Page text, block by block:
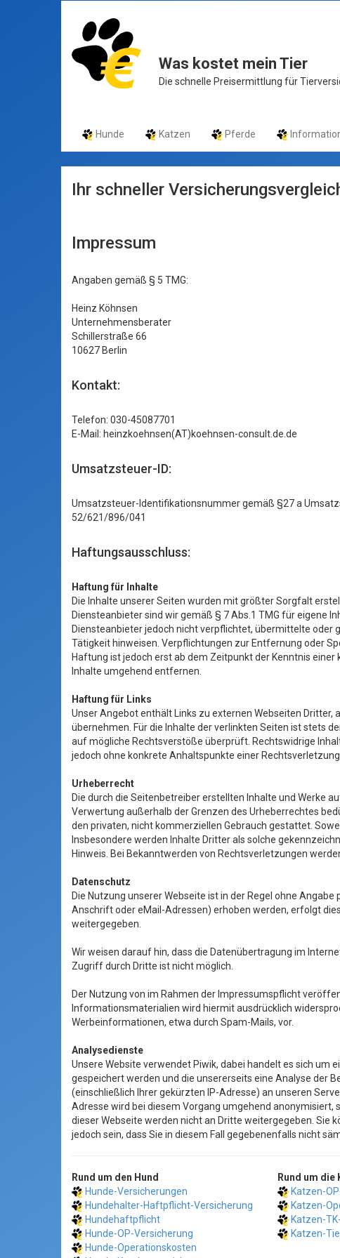
Was kostet mein Tier
Die schnelle Preisermittlung für
Hunde Katzen Pferde
Ihr schneller
Impressum
Angaben gemäß § 5 TMG:
Heinz Köhnsen
Unternehmensberater
Schillerstraße 66
10627 Berlin
Kontakt:
Telefon: 030-45087701
E-Mail: heinzkoehnsen(AT)koehnsen-consult.de.de
Umsatzsteuer-ID:
Umsatzsteuer-Identifikationsnummer gemäß §27 a
52/621/896/041
Haftungsausschluss:
Haftung für Inhalte
Die Inhalte unserer Seiten wurden mit größter Sorgfalt
Diensteanbieter sind wir gemäß § 7 Abs.1 TMG für eigene
Diensteanbieter jedoch nicht verpflichtet, übermittelte
Tätigkeit hinweisen. Verpflichtungen zur Entfernung oder
Haftung ist jedoch erst ab dem Zeitpunkt der Kenntnis
Inhalte umgehend entfernen.
Haftung für Links
Unser Angebot enthält Links zu externen Webseiten
übernehmen. Für die Inhalte der verlinkten Seiten ist stets
auf mögliche Rechtsverstöße überprüft. Rechtswidrige
jedoch ohne konkrete Anhaltspunkte einer
Urheberrecht
Die durch die Seitenbetreiber erstellten Inhalte und Werke
Verwertung außerhalb der Grenzen des Urheberrechtes
den privaten, nicht kommerziellen Gebrauch gestattet.
Insbesondere werden Inhalte Dritter als solche
Hinweis. Bei Bekanntwerden von Rechtsverletzungen
Datenschutz
Die Nutzung unserer Webseite ist in der Regel ohne
Anschrift oder eMail-Adressen) erhoben werden, erfolgt
weitergegeben.
Wir weisen darauf hin, dass die Datenübertragung im
Zugriff durch Dritte ist nicht möglich.
Der Nutzung von im Rahmen der Impressumspflicht
Informationsmaterialien wird hiermit ausdrücklich
Werbeinformationen, etwa durch Spam-Mails, vor.
Analysedienste
Unsere Website verwendet Piwik, dabei handelt es sich um
gespeichert werden und die unsererseits eine Analyse der
(einschließlich Ihrer gekürzten IP-Adresse) an unseren
Adresse wird bei diesem Vorgang umge­hend anony­mi­siert,
dieser Webseite werden nicht an Dritte weitergegeben. Sie
jedoch sein, dass Sie in diesem Fall gegebenenfalls nicht
Rund um den Hund Rund um die
Hunde-Versicherungen
Hundehalter-Haftpflicht-Versicherung
Hundehaftpflicht
Hunde-OP-Versicherung
Hunde-Operationskosten
Katzen-
Katzen-
Katzen-
Katzen-